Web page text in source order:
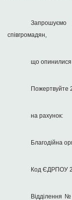
Запрошуємо
співгромадян,
що опинилися
Пожертвуйте
на рахунок:
Благодійна
Код ЄДРПОУ
Відділення